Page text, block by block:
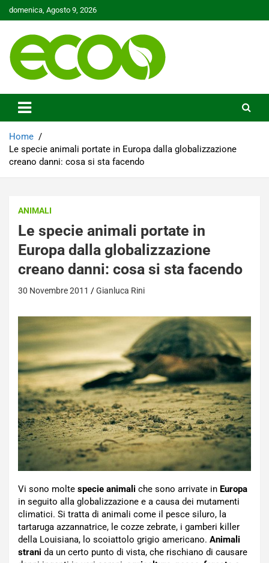
Skip
to
domenica, Agosto 9, 2026
Ecoo.it
Home
Le specie animali portate in Europa dalla globalizzazione
creano danni: cosa si sta facendo
ANIMALI
Le specie animali portate in
Europa dalla globalizzazione
creano danni: cosa si sta facendo
30 Novembre 2011 Gianluca Rini
Vi sono molte specie animali che sono arrivate in Europa
in seguito alla globalizzazione e a causa dei mutamenti
climatici. Si tratta di animali come il pesce siluro, la
tartaruga azzannatrice, le cozze zebrate, i gamberi killer
della Louisiana, lo scoiattolo grigio americano. Animali
strani da un certo punto di vista, che rischiano di causare